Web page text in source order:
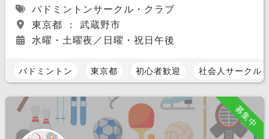
バドミントンサークル・クラブ
東京都 ： 武蔵野市
水曜・土曜夜／日曜・祝日午後
バドミントン 東京都 初心者歓迎 社会人サークル
募集中